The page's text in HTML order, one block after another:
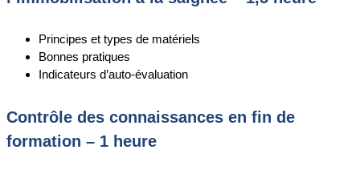
Principes et types de matériels
Bonnes pratiques
Indicateurs d’auto-évaluation
Contrôle des connaissances en fin de
formation – 1 heure